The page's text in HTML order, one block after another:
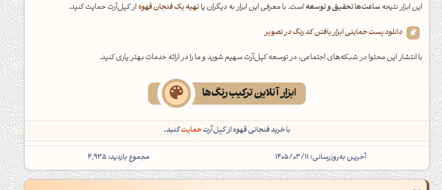
این ابزار نتیجهساعت‌ها تحقیق و توسعهاست. با معرفی این ابزار به دیگران یاتهیه یک فنجان قهوهاز کپل‌آرت حمایت کنید.
دانلود پست حمایتی ابزار یافتن کد رنگ در تصویر
با انتشار این محتوا در شبکه‌های اجتماعی، در توسعه کپل‌آرت سهیم شوید و ما را در ارائه خدمات بهتر یاری کنید.
ابزار آنلاین ترکیب رنگ‌ها
با خرید فنجانی قهوه از کپل‌آرتحمایتکنید.
آخرین به‌روزرسانی: 1405/03/11 مجموع بازدید: 4,935